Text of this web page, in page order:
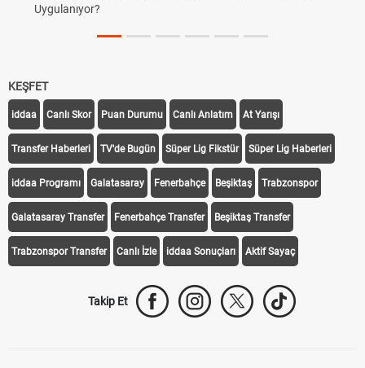
Uygulanıyor?
KEŞFET
iddaa Canlı Skor Puan Durumu Canlı Anlatım At Yarışı
Transfer Haberleri TV'de Bugün Süper Lig Fikstür Süper Lig Haberleri
iddaa Programı Galatasaray Fenerbahçe Beşiktaş Trabzonspor
Galatasaray Transfer Fenerbahçe Transfer Beşiktaş Transfer
Trabzonspor Transfer Canlı İzle iddaa Sonuçları Aktif Sayaç
Takip Et